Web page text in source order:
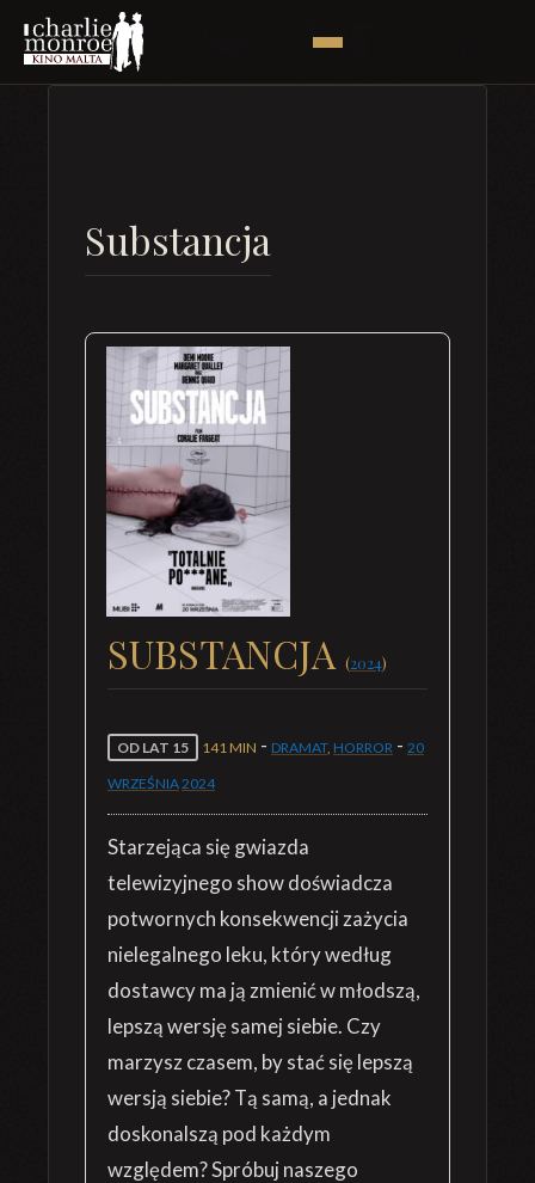
Substancja
SUBSTANCJA (2024)
OD LAT 15 141 MIN - DRAMAT, HORROR - 20
WRZEŚNIA2024
Starzejąca się gwiazda
telewizyjnego show doświadcza
potwornych konsekwencji zażycia
nielegalnego leku, który według
dostawcy ma ją zmienić w młodszą,
lepszą wersję samej siebie. Czy
marzysz czasem, by stać się lepszą
wersją siebie? Tą samą, a jednak
doskonalszą pod każdym
względem? Spróbuj naszego